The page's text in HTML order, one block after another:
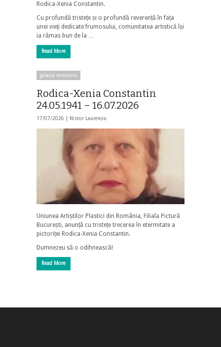
Rodica-Xenia Constantin.
Cu profundă tristețe și o profundă reverență în fața
unei vieți dedicate frumosului, comunitatea artistică își
ia rămas bun de la …
Read More
galaxia nemuririi
Rodica-Xenia Constantin
24.05.1941 – 16.07.2026
17/07/2026 | Nistor Laurențiu
Uniunea Artiștilor Plastici din România, Filiala Pictură
București, anunță cu tristețe trecerea în etermitate a
pictoriței Rodica-Xenia Constantin.
Dumnezeu să o odihnească!
Read More